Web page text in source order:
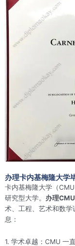
办理卡内基梅隆大学
卡内基梅隆大学（
研究型大学。 办理
术、工程、艺术和数
息：
1. 学术卓越：CMU 一